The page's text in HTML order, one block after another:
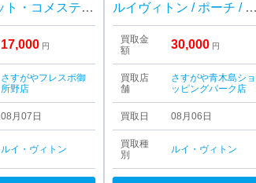
【ポシェット・コメスティック PM モノグラム】Louis Vuitton（M47515）【Bランク】
17,000 円
さすがやフレスポ御
所野店
08月07日
ルイ・ヴィトン
ルイヴィトン / ポー
買取金
額
30,000 円
買取店
舗
さすがや青木島ショ
ッピングパーク店
買取日 08月06日
買取種
別
ルイ・ヴィトン